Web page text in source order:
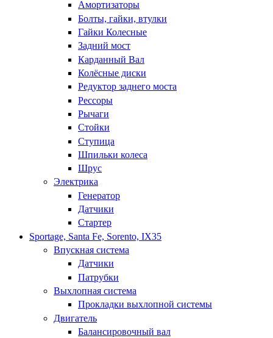
Амортизаторы
Болты, гайки, втулки
Гайки Колесные
Задний мост
Карданный Вал
Колёсные диски
Редуктор заднего моста
Рессоры
Рычаги
Стойки
Ступица
Шпильки колеса
Шрус
Электрика
Генератор
Датчики
Стартер
Sportage, Santa Fe, Sorento, IX35
Впускная система
Датчики
Патрубки
Выхлопная система
Прокладки выхлопной системы
Двигатель
Балансировочный вал